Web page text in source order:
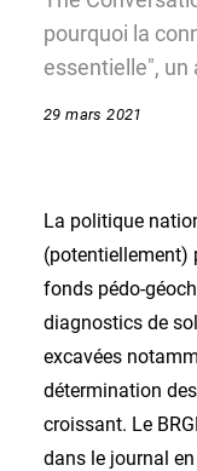
pourquoi la
essentielle", un
29 mars 2021
La politique
(potentiellement)
fonds pédo-
diagnostics de
excavées
détermination
croissant. Le
dans le journal